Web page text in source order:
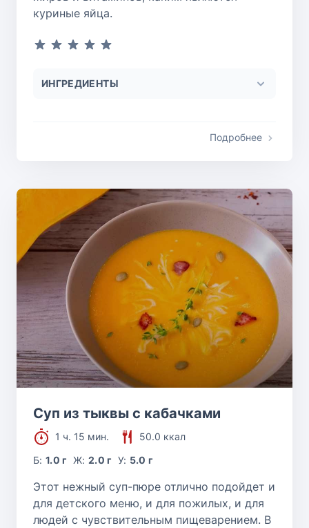
куриные яйца.
ИНГРЕДИЕНТЫ
Подробнее
Суп из тыквы с кабачками
1 ч. 15 мин.
50.0 ккал
Б:1.0 г Ж: 2.0 г У: 5.0 г
Этот нежный суп-пюре отлично подойдет и
для детского меню, и для пожилых, и для
людей с чувствительным пищеварением. В